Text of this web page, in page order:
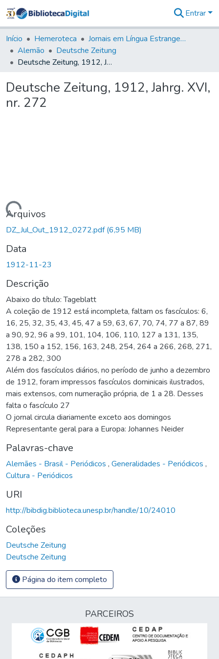
&
Coleções
Tudo na
Biblioteca
Estatísticas
Entrar
Início Hemeroteca
Jornais em Língua Estrangeira
Alemão
Deutsche Zeitung
Deutsche Zeitung, 1912, Jahrg. XVI, nr. 272
Deutsche Zeitung, 1912, Jahrg. XVI,
nr. 272
Carregando...
Arquivos
DZ_Jul_Out_1912_0272.pdf(6,95 MB)
Data
1912-11-23
Descrição
Abaixo do título: Tageblatt
A coleção de 1912 está incompleta, faltam os fascículos: 6,
16, 25, 32, 35, 43, 45, 47 a 59, 63, 67, 70, 74, 77 a 87, 89
a 90, 92, 96 a 99, 101, 104, 106, 110, 127 a 131, 135,
138, 150 a 152, 156, 163, 248, 254, 264 a 266, 268, 271,
278 a 282, 300
Além dos fascículos diários, no período de junho a dezembro
de 1912, foram impressos fascículos dominicais ilustrados,
mais extensos, com numeração própria, de 1 a 28. Desses
falta o fascículo 27
O jornal circula diariamente exceto aos domingos
Representante geral para a Europa: Johannes Neider
Palavras-chave
Alemães - Brasil - Periódicos , Generalidades - Periódicos ,
Cultura - Periódicos
URI
http://bibdig.biblioteca.unesp.br/handle/10/24010
Coleções
Deutsche Zeitung
Deutsche Zeitung
Página do item completo
PARCEIROS